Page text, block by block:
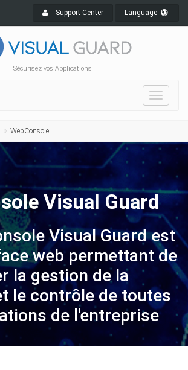
Support Center Language
Sécurisez vos Applications
Toggle
WebConsole
Visual Guard
Visual Guard est
web permettant de
la gestion de la
le contrôle de toutes
de l'entreprise